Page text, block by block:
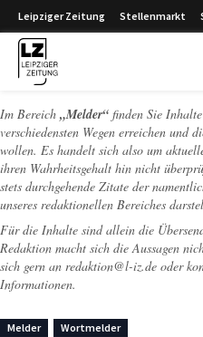
Leipziger Zeitung Stellenmarkt
Im Bereich „Melder“ finden Sie
verschiedensten Wegen erreichen und
wollen. Es handelt sich also um
ihren Wahrheitsgehalt hin nicht
stets durchgehende Zitate der
unseres redaktionellen Bereiches
Für die Inhalte sind allein die
Redaktion macht sich die Aussagen
sich gern an redaktion@l-iz.de oder
Informationen.
Melder Wortmelder